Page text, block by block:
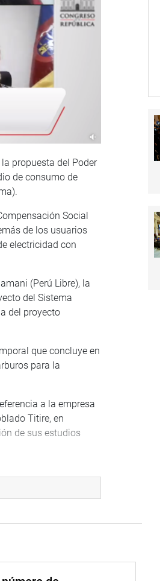
propuesta del Poder
de consumo de
Social
de los usuarios
electricidad con
(Perú Libre), la
del Sistema
del proyecto
que concluye en
para la
a la empresa
Titire, en
de sus estudios
y la energía que
tiene extensas